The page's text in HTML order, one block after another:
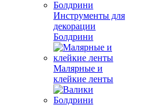
Инструменты для
декорации
Болдрини
Малярные и
клейкие ленты